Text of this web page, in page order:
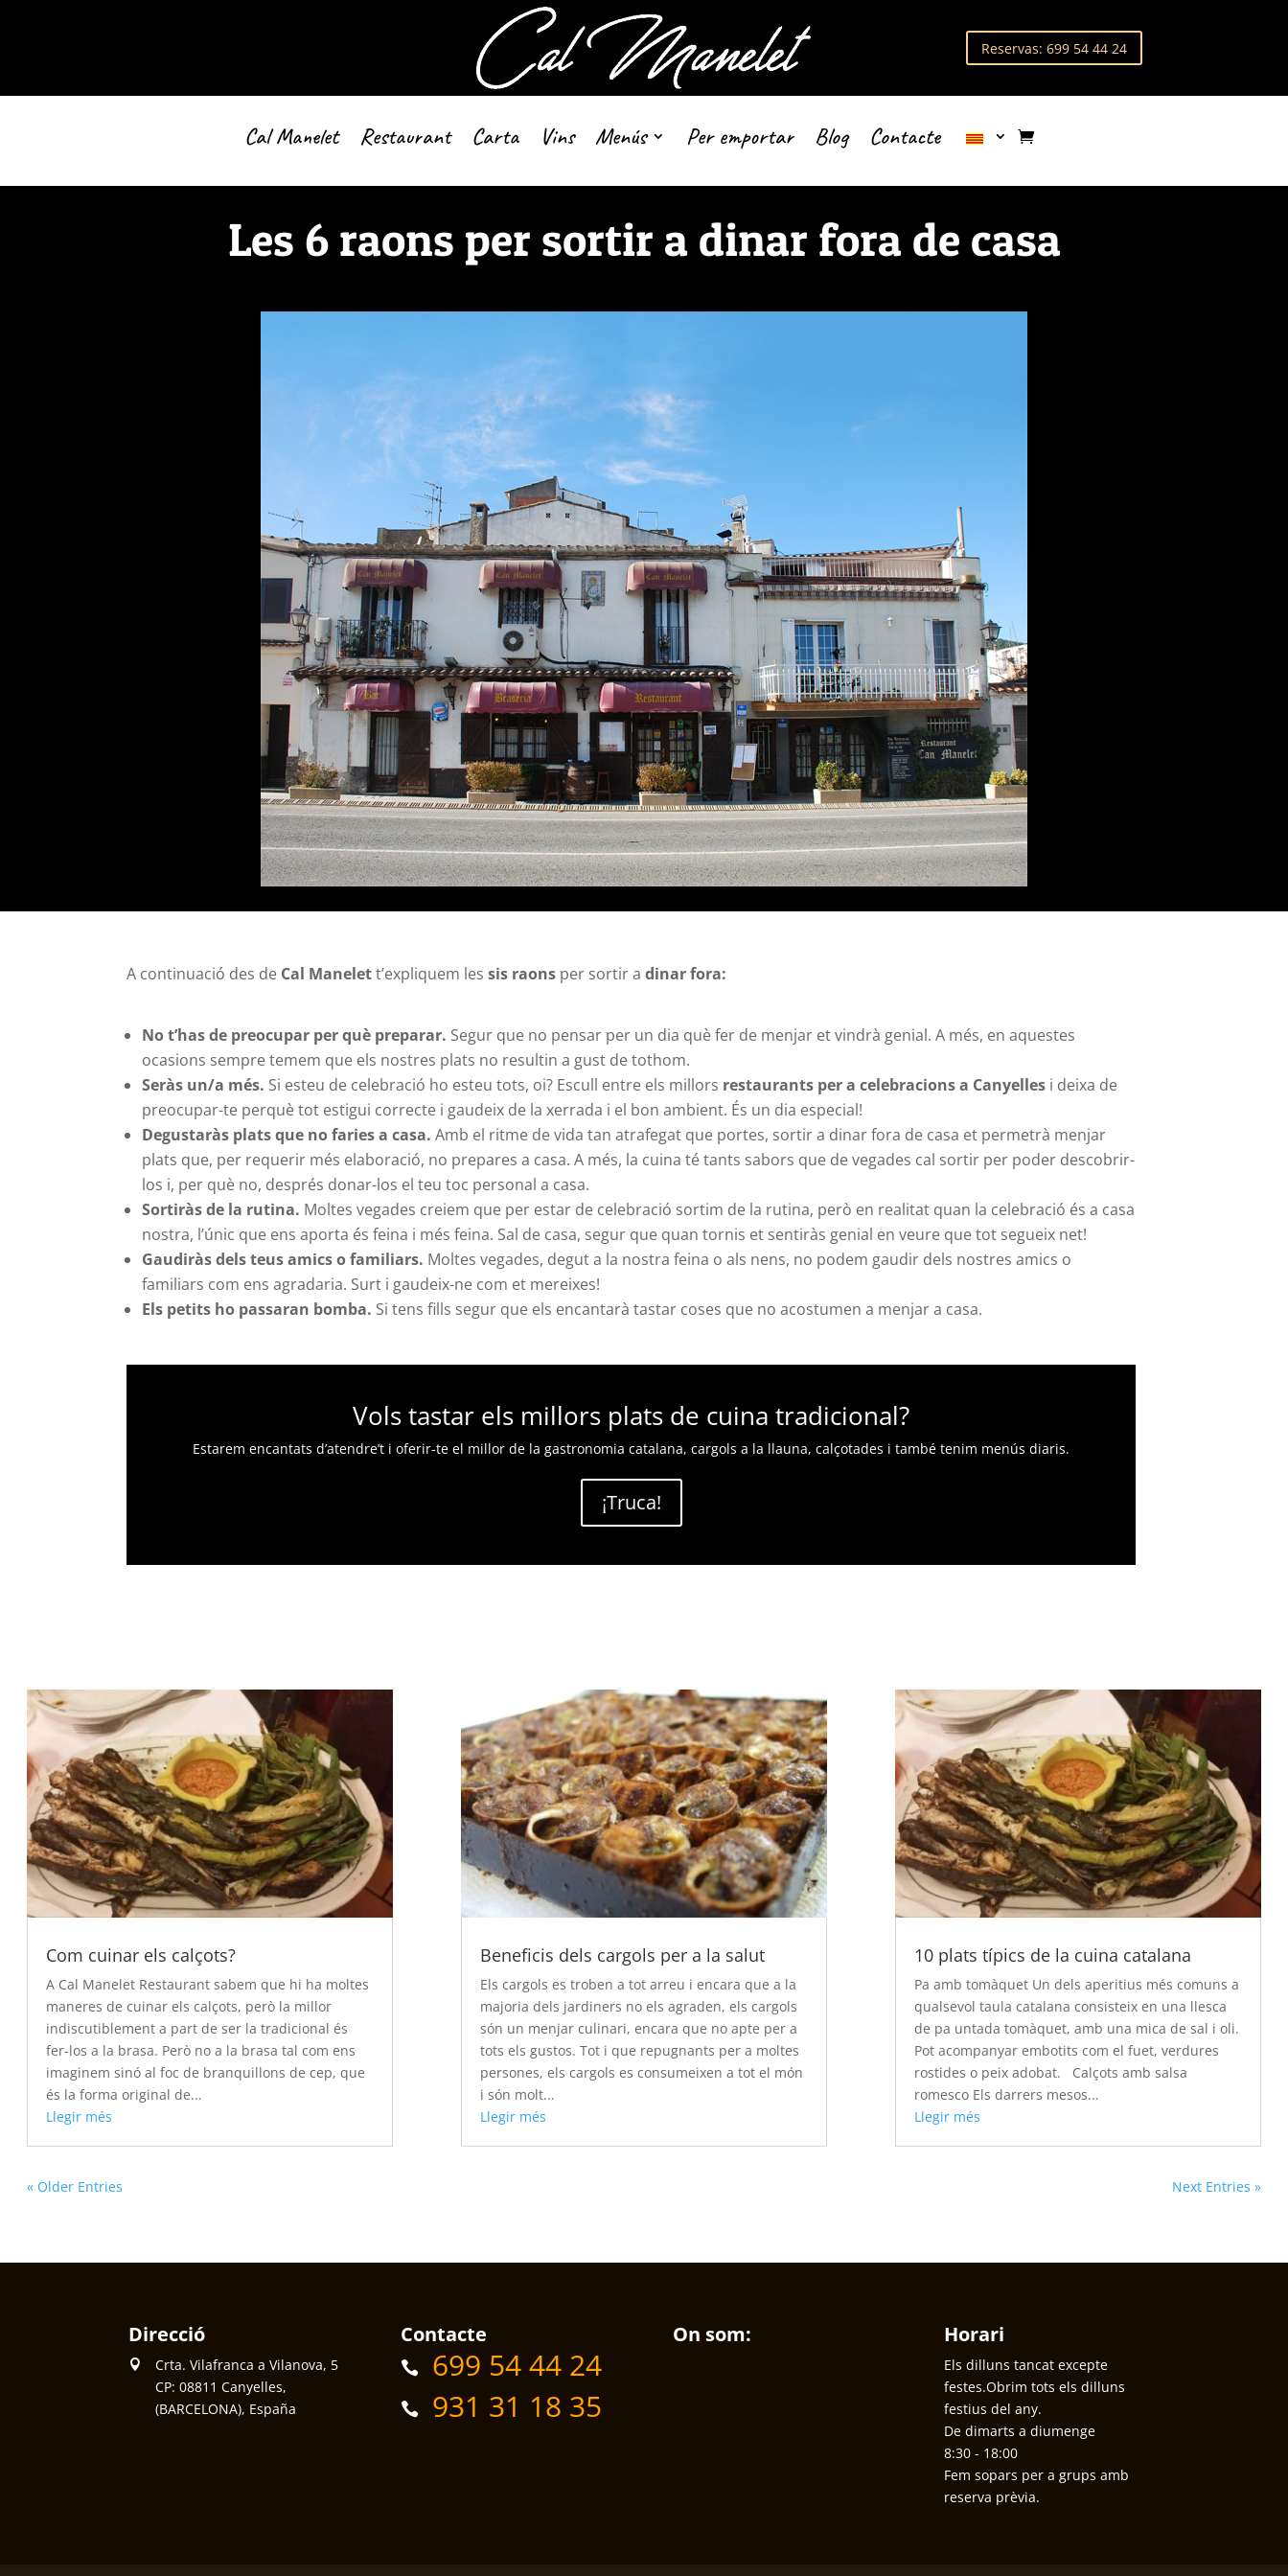
Reservas: 699 54 44 24
Cal Manelet Restaurant Carta Vins Menús Per emportar Blog Contacte
Les 6 raons per sortir a dinar fora de casa
A continuació des de Cal Manelett’expliquem les sis raonsper sortir a dinar fora:
No t’has de preocupar per què preparar. Segur que no pensar per un dia què fer de menjar et vindrà genial. A més, en aquestes
ocasions sempre temem que els nostres plats no resultin a gust de tothom.
Seràs un/a més. Si esteu de celebració ho esteu tots, oi? Escull entre els millors restaurants per a celebracions a Canyellesi deixa de
preocupar-te perquè tot estigui correcte i gaudeix de la xerrada i el bon ambient. És un dia especial!
Degustaràs plats que no faries a casa. Amb el ritme de vida tan atrafegat que portes, sortir a dinar fora de casa et permetrà menjar
plats que, per requerir més elaboració, no prepares a casa. A més, la cuina té tants sabors que de vegades cal sortir per poder descobrir-
los i, per què no, després donar-los el teu toc personal a casa.
Sortiràs de la rutina. Moltes vegades creiem que per estar de celebració sortim de la rutina, però en realitat quan la celebració és a casa
nostra, l’únic que ens aporta és feina i més feina. Sal de casa, segur que quan tornis et sentiràs genial en veure que tot segueix net!
Gaudiràs dels teus amics o familiars. Moltes vegades, degut a la nostra feina o als nens, no podem gaudir dels nostres amics o
familiars com ens agradaria. Surt i gaudeix-ne com et mereixes!
Els petits ho passaran bomba. Si tens fills segur que els encantarà tastar coses que no acostumen a menjar a casa.
Vols tastar els millors plats de cuina tradicional?
Estarem encantats d’atendre’t i oferir-te el millor de la gastronomia catalana, cargols a la llauna, calçotades i també tenim menús diaris.
¡Truca!
Com cuinar els calçots?
A Cal Manelet Restaurant sabem que hi ha moltes
maneres de cuinar els calçots, però la millor
indiscutiblement a part de ser la tradicional és
fer-los a la brasa. Però no a la brasa tal com ens
imaginem sinó al foc de branquillons de cep, que
és la forma original de...
Llegir més
Beneficis dels cargols per a la salut
Els cargols es troben a tot arreu i encara que a la
majoria dels jardiners no els agraden, els cargols
són un menjar culinari, encara que no apte per a
tots els gustos. Tot i que repugnants per a moltes
persones, els cargols es consumeixen a tot el món
i són molt...
Llegir més
10 plats típics de la cuina catalana
Pa amb tomàquet Un dels aperitius més comuns a
qualsevol taula catalana consisteix en una llesca
de pa untada tomàquet, amb una mica de sal i oli.
Pot acompanyar embotits com el fuet, verdures
rostides o peix adobat. Calçots amb salsa
romesco Els darrers mesos...
Llegir més
« Older Entries Next Entries »
Direcció
Crta. Vilafranca a Vilanova, 5
CP: 08811 Canyelles,
(BARCELONA), España
Contacte
699 54 44 24
931 31 18 35
On som: Horari
Els dilluns tancat excepte
festes.Obrim tots els dilluns
festius del any.
De dimarts a diumenge
8:30 - 18:00
Fem sopars per a grups amb
reserva prèvia.